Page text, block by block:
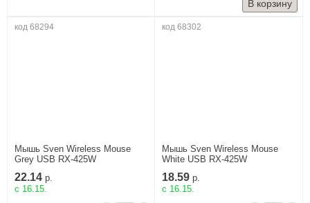
код 68294
Мышь Sven Wireless Mouse
Grey USB RX-425W
22.14 р.
c 16.15.
код 68302
Мышь Sven Wireless Mouse
White USB RX-425W
18.59 р.
c 16.15.